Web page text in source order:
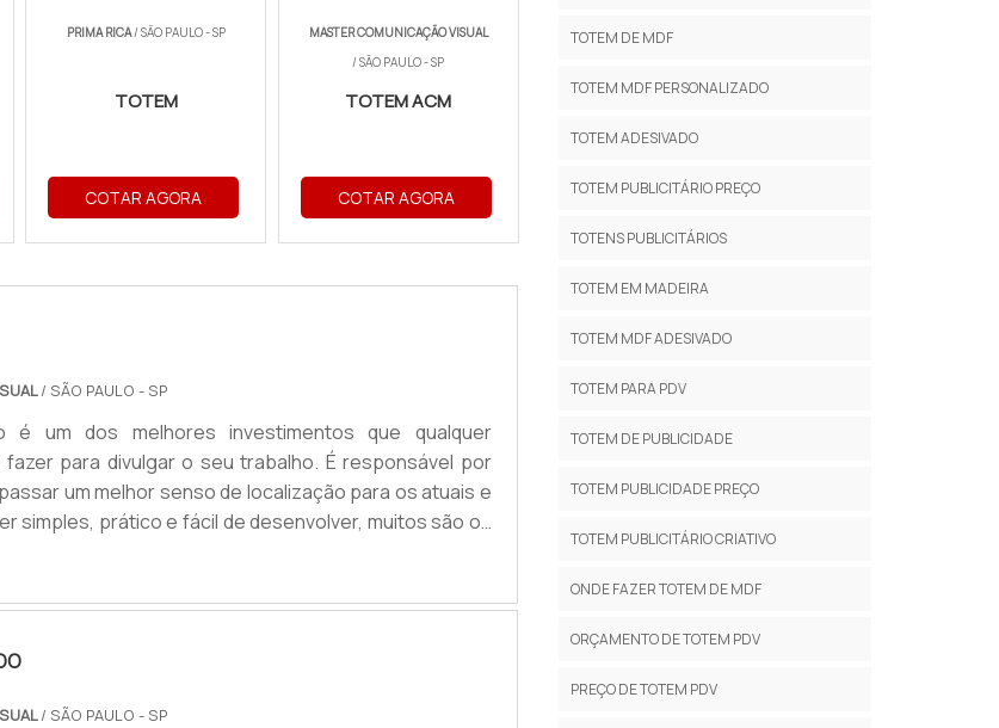
PRIMA RICA/ SÃO PAULO - SP
TOTEM
COTAR AGORA
MASTER COMUNICAÇÃO VISUAL
/ SÃO PAULO - SP
TOTEM ACM
COTAR AGORA
/ SÃO PAULO - SP
é um dos melhores investimentos que qualquer
para divulgar o seu trabalho. É responsável por
um melhor senso de localização para os atuais e
simples, prático e fácil de desenvolver, muitos são os
utilizar o totem, como uma porta de entrada para o
e maior contato com os clientes.Tipos di...
/ SÃO PAULO - SP
TOTEM DE MDF
TOTEM MDF PERSONALIZADO
TOTEM ADESIVADO
TOTEM PUBLICITÁRIO PREÇO
TOTENS PUBLICITÁRIOS
TOTEM EM MADEIRA
TOTEM MDF ADESIVADO
TOTEM PARA PDV
TOTEM DE PUBLICIDADE
TOTEM PUBLICIDADE PREÇO
TOTEM PUBLICITÁRIO CRIATIVO
ONDE FAZER TOTEM DE MDF
ORÇAMENTO DE TOTEM PDV
PREÇO DE TOTEM PDV